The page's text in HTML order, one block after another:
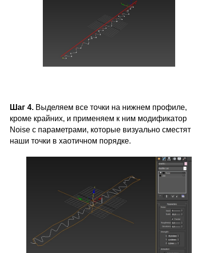
Шаг 4. Выделяем все точки на нижнем профиле,
кроме крайних, и применяем к ним модификатор
Noise с параметрами, которые визуально сместят
наши точки в хаотичном порядке.